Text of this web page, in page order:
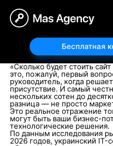
Бесплатная
реальные цены 2026 года
29.01.2026
Автор статьи:
Александр Волков
«Сколько будет стоить
это, пожалуй, первый
руководитель, когда
присутствие. И самый
нескольких сотен до
разница — не просто
Это реальное отражение
могут быть ваши бизнес-
технологические решения.
По данным исследования
2026 годов, украинский IT-